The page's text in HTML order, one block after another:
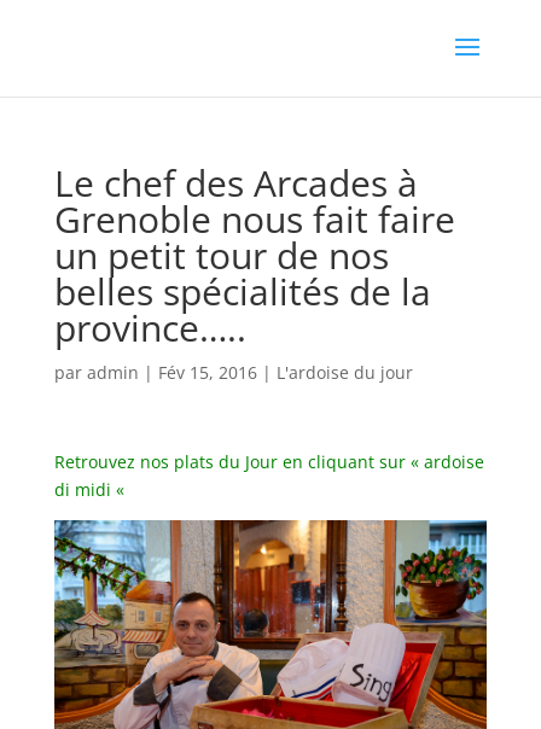
Le chef des Arcades à
Grenoble nous fait faire
un petit tour de nos
belles spécialités de la
province…..
par admin | Fév 15, 2016| L'ardoise du jour
Retrouvez nos plats du Jour en cliquant sur « ardoise
di midi «